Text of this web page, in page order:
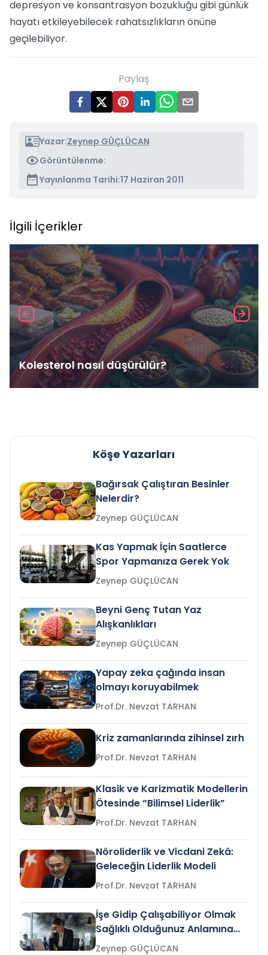
depresyon ve konsantrasyon bozukluğu gibi günlük
hayatı etkileyebilecek rahatsızlıkların önüne
geçilebiliyor.
Paylaş
Yazar:Zeynep GÜÇLÜCAN
Görüntülenme:
Yayınlanma Tarihi:17 Haziran 2011
İlgili İçerikler
Kolesterol nasıl düşürülür?
Köşe Yazarları
Bağırsak Çalıştıran Besinler
Nelerdir?
Zeynep GÜÇLÜCAN
Kas Yapmak İçin Saatlerce
Spor Yapmanıza Gerek Yok
Zeynep GÜÇLÜCAN
Beyni Genç Tutan Yaz
Alışkanlıkları
Zeynep GÜÇLÜCAN
Yapay zeka çağında insan
olmayı koruyabilmek
Prof.Dr. Nevzat TARHAN
Kriz zamanlarında zihinsel zırh
Prof.Dr. Nevzat TARHAN
Klasik ve Karizmatik Modellerin
Ötesinde “Bilimsel Liderlik”
Prof.Dr. Nevzat TARHAN
Nöroliderlik ve Vicdani Zekâ:
Geleceğin Liderlik Modeli
Prof.Dr. Nevzat TARHAN
İşe Gidip Çalışabiliyor Olmak
Sağlıklı Olduğunuz Anlamına
Gelir mi?Zeynep GÜÇLÜCAN